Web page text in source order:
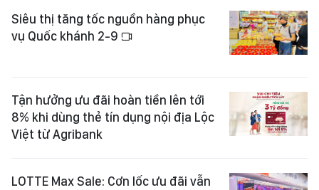
Siêu thị tăng tốc nguồn hàng phục
vụ Quốc khánh 2-9
Tận hưởng ưu đãi hoàn tiền lên tới
8% khi dùng thẻ tín dụng nội địa Lộc
Việt từ Agribank
LOTTE Max Sale: Cơn lốc ưu đãi vẫn